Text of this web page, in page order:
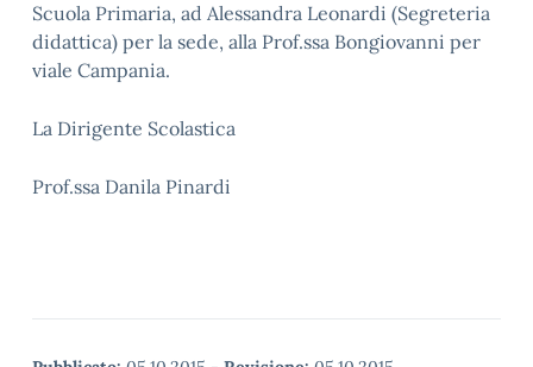
Scuola Primaria, ad Alessandra Leonardi (Segreteria
didattica) per la sede, alla Prof.ssa Bongiovanni per
viale Campania.
La Dirigente Scolastica
Prof.ssa Danila Pinardi